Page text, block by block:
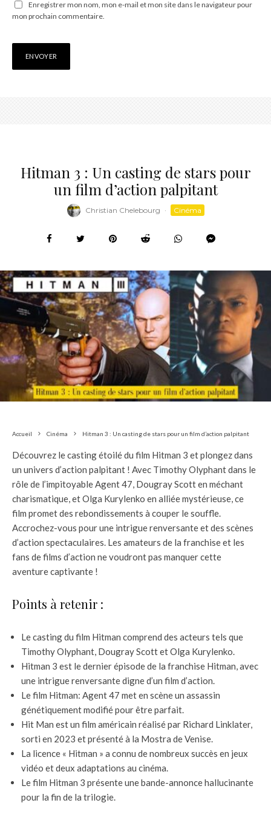
Enregistrer mon nom, mon e-mail et mon site dans le navigateur pour
mon prochain commentaire.
Hitman 3 : Un casting de stars pour
un film d’action palpitant
Christian Chelebourg · Cinéma
Accueil Cinéma Hitman 3 : Un casting de stars pour un film d’action palpitant
Découvrez le casting étoilé du film Hitman 3 et plongez dans
un univers d’action palpitant ! Avec Timothy Olyphant dans le
rôle de l’impitoyable Agent 47, Dougray Scott en méchant
charismatique, et Olga Kurylenko en alliée mystérieuse, ce
film promet des rebondissements à couper le souffle.
Accrochez-vous pour une intrigue renversante et des scènes
d’action spectaculaires. Les amateurs de la franchise et les
fans de films d’action ne voudront pas manquer cette
aventure captivante !
Points à retenir :
Le casting du film Hitman comprend des acteurs tels que
Timothy Olyphant, Dougray Scott et Olga Kurylenko.
Hitman 3 est le dernier épisode de la franchise Hitman, avec
une intrigue renversante digne d’un film d’action.
Le film Hitman: Agent 47 met en scène un assassin
génétiquement modifié pour être parfait.
Hit Man est un film américain réalisé par Richard Linklater,
sorti en 2023 et présenté à la Mostra de Venise.
La licence « Hitman » a connu de nombreux succès en jeux
vidéo et deux adaptations au cinéma.
Le film Hitman 3 présente une bande-annonce hallucinante
pour la fin de la trilogie.